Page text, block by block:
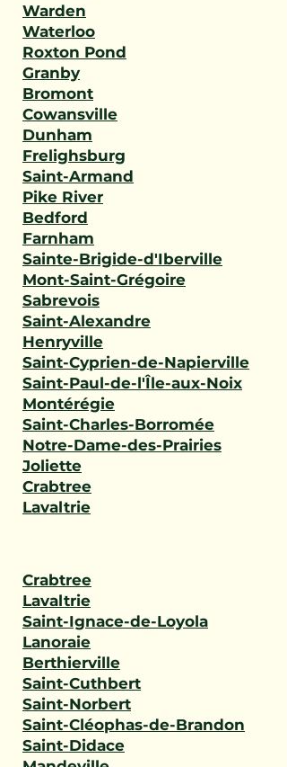
Warden
Waterloo
Roxton Pond
Granby
Bromont
Cowansville
Dunham
Frelighsburg
Saint-Armand
Pike River
Bedford
Farnham
Sainte-Brigide-d'Iberville
Mont-Saint-Grégoire
Sabrevois
Saint-Alexandre
Henryville
Saint-Cyprien-de-Napierville
Saint-Paul-de-l'Île-aux-Noix
Montérégie
Saint-Charles-Borromée
Notre-Dame-des-Prairies
Joliette
Crabtree
Lavaltrie
Crabtree
Lavaltrie
Saint-Ignace-de-Loyola
Lanoraie
Berthierville
Saint-Cuthbert
Saint-Norbert
Saint-Cléophas-de-Brandon
Saint-Didace